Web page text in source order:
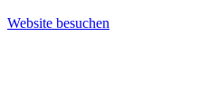
Website besuchen